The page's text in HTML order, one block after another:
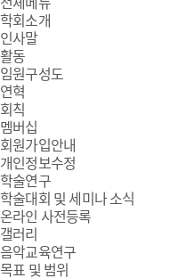
학회소개
인사말
활동
임원구성도
연혁
회칙
멤버십
회원가입안내
개인정보수정
학술연구
학술대회 및 세미나 소식
온라인 사전등록
갤러리
음악교육연구
목표 및 범위